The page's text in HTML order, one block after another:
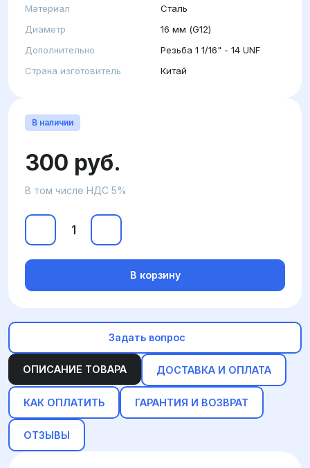
Материал
Сталь
Диаметр
16 мм (G12)
Дополнительно
Резьба 1 1/16" - 14 UNF
Страна изготовитель
Китай
ОПИСАНИЕ ТОВАРА ДОСТАВКА И ОПЛАТА
КАК ОПЛАТИТЬ ГАРАНТИЯ И ВОЗВРАТ
ОТЗЫВЫ
В наличии
300 руб.
В том числе НДС 5%
В корзину
Задать вопрос